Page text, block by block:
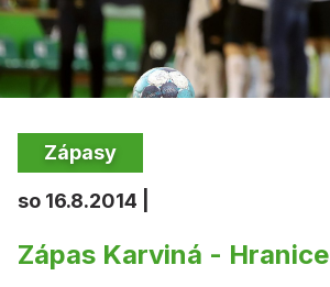
Zápasy
so 16.8.2014 |
Zápas Karviná - Hranice